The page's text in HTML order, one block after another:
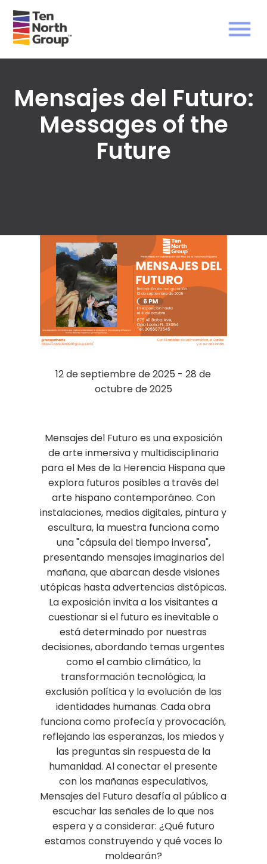
Mensajes del Futuro:
Messages of the
Future
12 de septiembre de 2025 - 28 de
octubre de 2025
Mensajes del Futuro es una exposición
de arte inmersiva y multidisciplinaria
para el Mes de la Herencia Hispana que
explora futuros posibles a través del
arte hispano contemporáneo. Con
instalaciones, medios digitales, pintura y
escultura, la muestra funciona como
una "cápsula del tiempo inversa",
presentando mensajes imaginarios del
mañana, que abarcan desde visiones
utópicas hasta advertencias distópicas.
La exposición invita a los visitantes a
cuestionar si el futuro es inevitable o
está determinado por nuestras
decisiones, abordando temas urgentes
como el cambio climático, la
transformación tecnológica, la
exclusión política y la evolución de las
identidades humanas. Cada obra
funciona como profecía y provocación,
reflejando las esperanzas, los miedos y
las preguntas sin respuesta de la
humanidad. Al conectar el presente
con los mañanas especulativos,
Mensajes del Futuro desafía al público a
escuchar las señales de lo que nos
espera y a considerar: ¿Qué futuro
estamos construyendo y qué voces lo
moldearán?